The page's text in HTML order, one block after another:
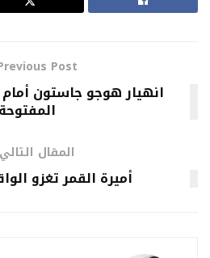
Post
انهيار هوجو جاستون
المفتوحة
المقال التالي
أميرة القمر تغزو